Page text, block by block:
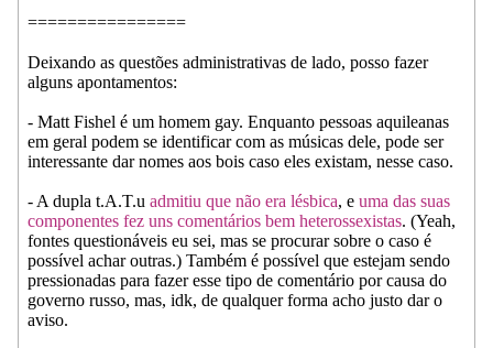
================
Deixando as questões administrativas de lado, posso fazer
alguns apontamentos:
- Matt Fishel é um homem gay. Enquanto pessoas aquileanas
em geral podem se identificar com as músicas dele, pode ser
interessante dar nomes aos bois caso eles existam, nesse caso.
- A dupla t.A.T.u admitiu que não era lésbica, e uma das suas
componentes fez uns comentários bem heterossexistas. (Yeah,
fontes questionáveis eu sei, mas se procurar sobre o caso é
possível achar outras.) Também é possível que estejam sendo
pressionadas para fazer esse tipo de comentário por causa do
governo russo, mas, idk, de qualquer forma acho justo dar o
aviso.